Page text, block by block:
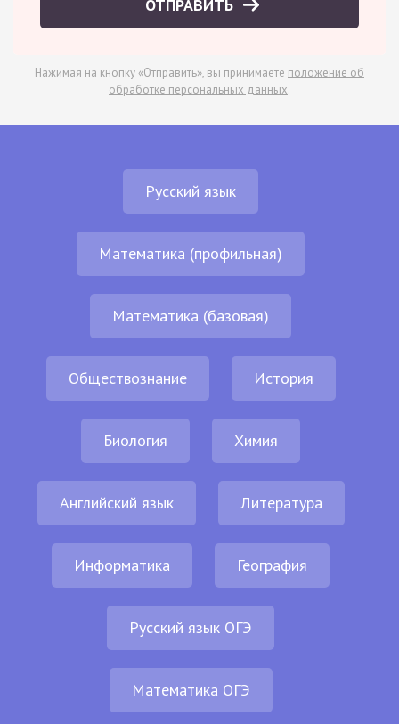
ОТПРАВИТЬ
Нажимая на кнопку «Отправить», вы принимаете положение об
обработке персональных данных.
Русский язык
Математика (профильная)
Математика (базовая)
Обществознание История
Биология Химия
Английский язык Литература
Информатика География
Русский язык ОГЭ
Математика ОГЭ